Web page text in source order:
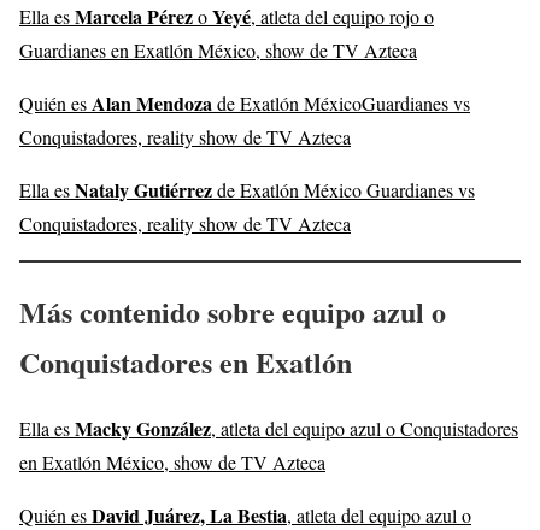
Ella esMarcela PérezoYeyé, atleta del equipo rojo o
Guardianes en Exatlón México, show de TV Azteca
Quién esAlan Mendozade Exatlón MéxicoGuardianes vs
Conquistadores, reality show de TV Azteca
Ella esNataly Gutiérrezde Exatlón México Guardianes vs
Conquistadores, reality show de TV Azteca
Más contenido sobre equipo azul o
Conquistadores en Exatlón
Ella esMacky González, atleta del equipo azul o Conquistadores
en Exatlón México, show de TV Azteca
Quién esDavid Juárez, La Bestia, atleta del equipo azul o